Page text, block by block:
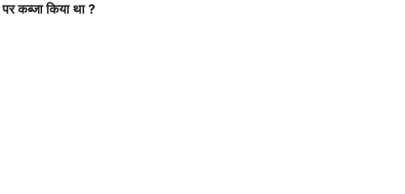
पर कब्जा किया था ?